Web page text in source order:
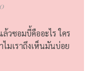
วซอมบี้คืออะไร ใคร
มเราถึงเห็นมันบ่อย